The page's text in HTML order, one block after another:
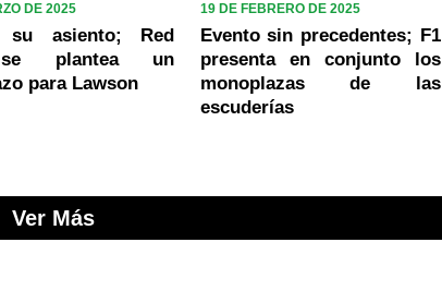
DE 2025
su asiento; Red
plantea un
para Lawson
19 DE FEBRERO DE 2025
Evento sin precedentes; F1
presenta en conjunto los
monoplazas de las
escuderías
Ver Más